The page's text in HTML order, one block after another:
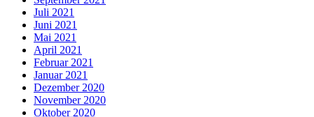
Juli 2021
Juni 2021
Mai 2021
April 2021
Februar 2021
Januar 2021
Dezember 2020
November 2020
Oktober 2020